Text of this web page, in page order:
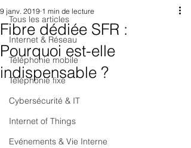
Tous les articles
Internet & Réseau
Téléphonie mobile
Téléphonie fixe
Cybersécurité & IT
Internet of Things
Evénements & Vie Interne
Fibre dédiée SFR :
Pourquoi est-elle
indispensable ?
9 janv. 2019 1 min de lecture